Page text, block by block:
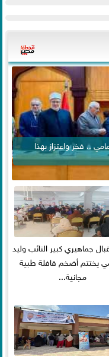
.. فخر واعتزاز بهذا
جماهيري كبير النائب وليد
يختتم أضخم قافلة طبية
مجانية...